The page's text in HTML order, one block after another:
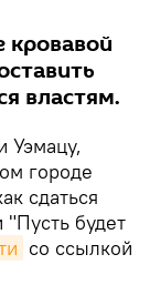
кровавой
властям.
Уэмацу,
городе
сдаться
"Пусть будет
со ссылкой